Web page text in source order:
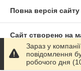
Повна версія сайту
Сайт створено на
Політика
Зараз у
повідомлення
робочого дня